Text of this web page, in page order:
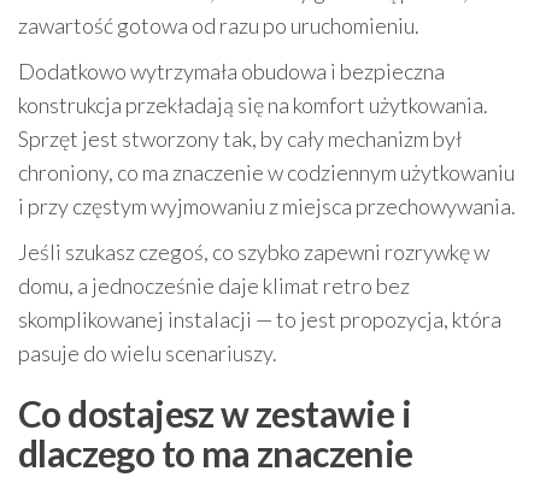
zawartość gotowa od razu po uruchomieniu.
Dodatkowo wytrzymała obudowa i bezpieczna
konstrukcja przekładają się na komfort użytkowania.
Sprzęt jest stworzony tak, by cały mechanizm był
chroniony, co ma znaczenie w codziennym użytkowaniu
i przy częstym wyjmowaniu z miejsca przechowywania.
Jeśli szukasz czegoś, co szybko zapewni rozrywkę w
domu, a jednocześnie daje klimat retro bez
skomplikowanej instalacji — to jest propozycja, która
pasuje do wielu scenariuszy.
Co dostajesz w zestawie i
dlaczego to ma znaczenie